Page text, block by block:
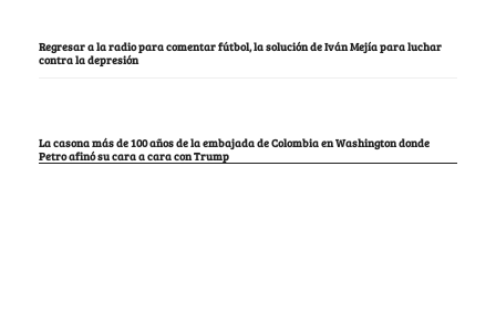
Regresar a la radio para comentar fútbol, la solución de Iván Mejía para luchar
contra la depresión
La casona más de 100 años de la embajada de Colombia en Washington donde
Petro afinó su cara a cara con Trump